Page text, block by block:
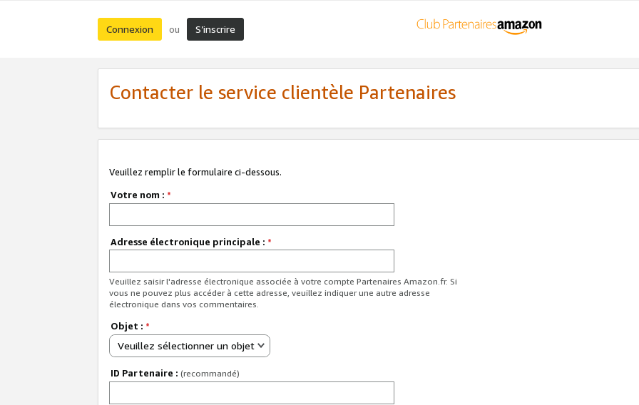
Connexion ou S’inscrire
Contacter le service clientèle Partenaires
Veuillez remplir le formulaire ci-dessous.
Votre nom : *
Adresse électronique principale : *
Veuillez saisir l'adresse électronique associée à votre compte Partenaires Amazon.fr. Si
vous ne pouvez plus accéder à cette adresse, veuillez indiquer une autre adresse
électronique dans vos commentaires.
Objet : *
Veuillez sélectionner un objet
ID Partenaire : (recommandé)